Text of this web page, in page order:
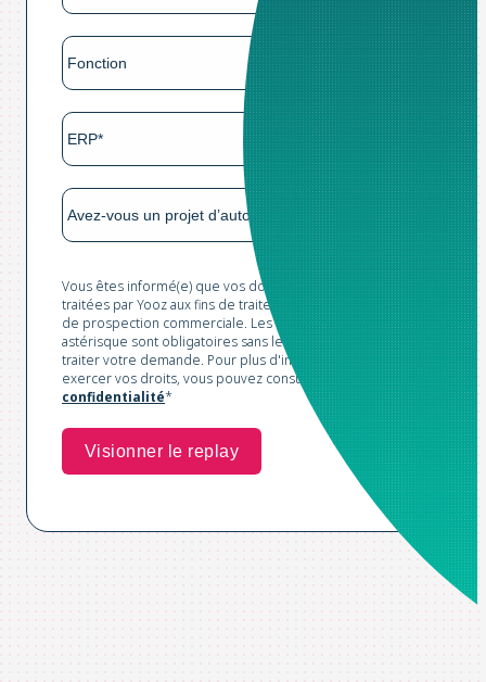
Vous êtes informé(e) que vos données sont collectées et
traitées par Yooz aux fins de traitement de votre demande et
de prospection commerciale. Les champs marqués d'un
astérisque sont obligatoires sans lesquels nous ne pourrions
traiter votre demande. Pour plus d'informations et pour
exercer vos droits, vous pouvez consulter notre Politique de
confidentialité*